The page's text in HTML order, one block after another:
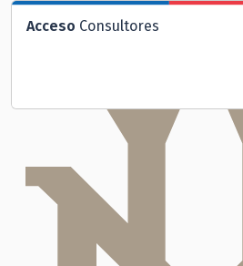
Acceso Consultores